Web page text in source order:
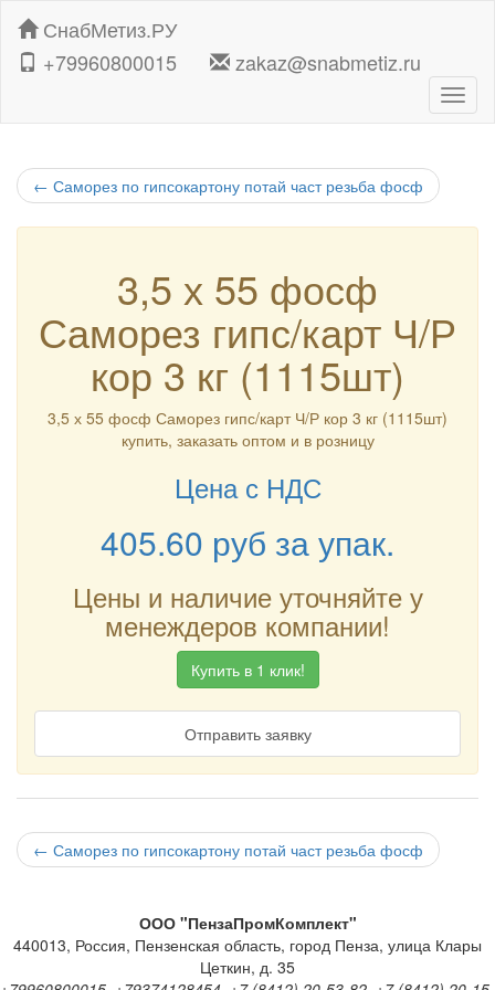
СнабМетиз.РУ
+79960800015
zakaz@snabmetiz.ru
← Саморез по гипсокартону потай част резьба фосф
3,5 х 55 фосф
Саморез гипс/карт Ч/Р
кор 3 кг (1115шт)
3,5 х 55 фосф Саморез гипс/карт Ч/Р кор 3 кг (1115шт)
купить, заказать оптом и в розницу
Цена с НДС
405.60 руб за упак.
Цены и наличие уточняйте у
менеждеров компании!
Купить в 1 клик!
Отправить заявку
← Саморез по гипсокартону потай част резьба фосф
ООО "ПензаПромКомплект"
440013, Россия, Пензенская область, город Пенза, улица Клары
Цеткин, д. 35